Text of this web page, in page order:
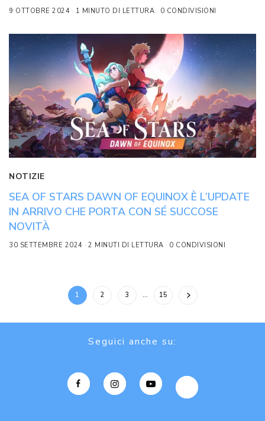
9 OTTOBRE 2024 1 MINUTO DI LETTURA 0 CONDIVISIONI
NOTIZIE
SEA OF STARS DAWN OF EQUINOX È L’UPDATE
IN ARRIVO CHE PORTA CON SÉ SUCCOSE
NOVITÀ
30 SETTEMBRE 2024 2 MINUTI DI LETTURA 0 CONDIVISIONI
1 2 3 … 15
Seguici anche su: